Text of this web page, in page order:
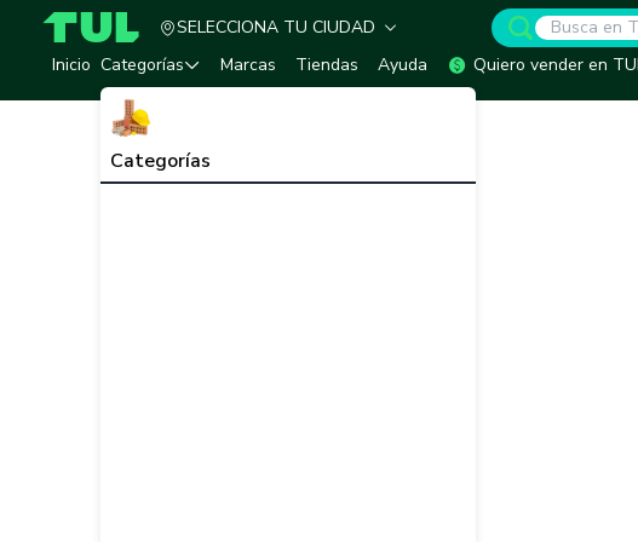
TUL - Tu Marketplace de Construcción
SELECCIONA TU CIUDAD
Inicio Categorías
Categorías
Marcas Tiendas Ayuda Quiero vender en